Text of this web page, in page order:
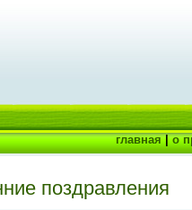
поздравления
главная|о